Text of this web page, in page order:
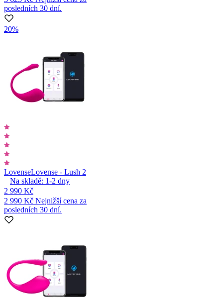
posledních 30 dní.
20%
LovenseLovense - Lush 2
Na skladě: 1-2 dny
2 990 Kč
2 990 Kč Nejnižší cena za
posledních 30 dní.